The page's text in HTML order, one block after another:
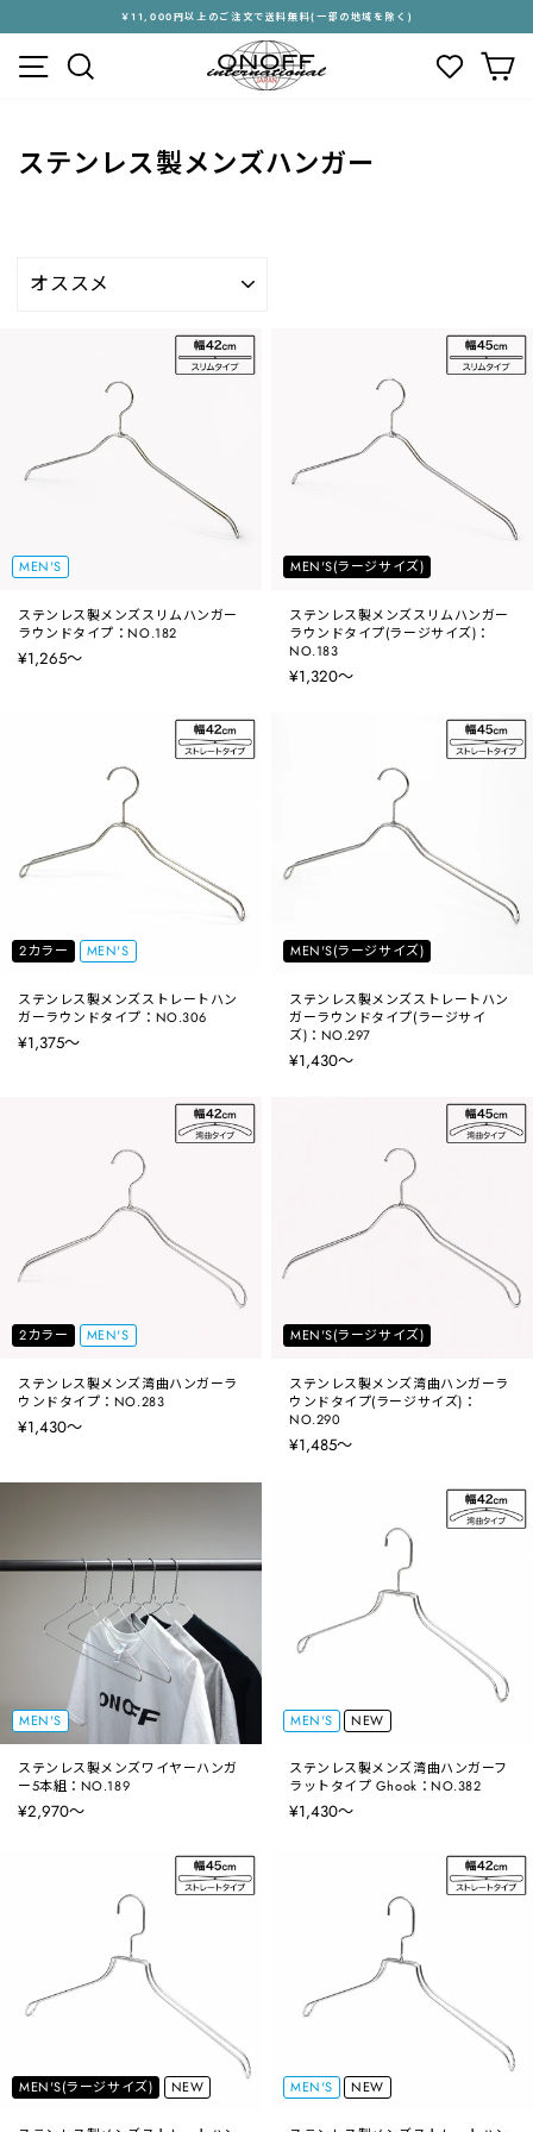
キ
ス
ラ
イ
ョ
￥11,000円以上のご注文で送料無料(一部の地域を除く)
メニュー
ステンレス製メンズハンガー
MEN'S
ステンレス製メンズスリムハンガー
ラウンドタイプ：NO.182
¥1,265〜
MEN'S(ラージサイズ)
ステンレス製メンズスリムハンガー
ラウンドタイプ(ラージサイズ)：
NO.183
¥1,320〜
2カラー MEN'S
ステンレス製メンズストレートハン
ガーラウンドタイプ：NO.306
¥1,375〜
MEN'S(ラージサイズ)
ステンレス製メンズストレートハン
ガーラウンドタイプ(ラージサイ
ズ)：NO.297
¥1,430〜
2カラー MEN'S
ステンレス製メンズ湾曲ハンガーラ
ウンドタイプ：NO.283
¥1,430〜
MEN'S(ラージサイズ)
ステンレス製メンズ湾曲ハンガーラ
ウンドタイプ(ラージサイズ)：
NO.290
¥1,485〜
MEN'S
ステンレス製メンズワイヤーハンガ
ー5本組：NO.189
¥2,970〜
MEN'S NEW
ステンレス製メンズ湾曲ハンガーフ
ラットタイプ Ghook：NO.382
¥1,430〜
MEN'S(ラージサイズ) NEW MEN'S NEW